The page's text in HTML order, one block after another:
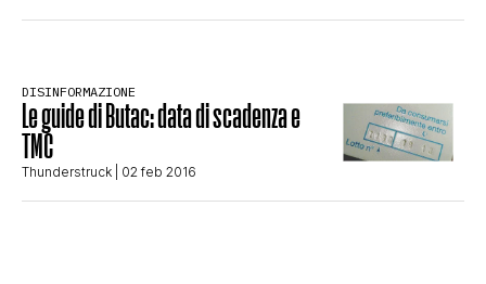
SALUTE E MEDICINA
STORIA E CITAZIONI
INTRATTENIMENTO
DISINFORMAZIONE
Le guide di Butac: data di scadenza e
TMC
Thunderstruck | 02 feb 2016